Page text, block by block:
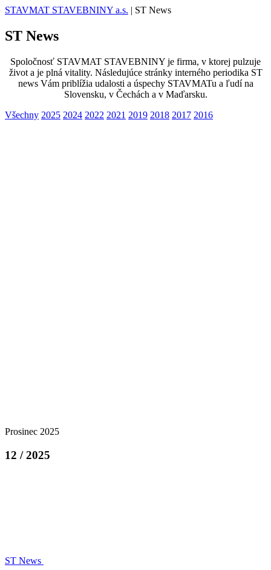
STAVMAT STAVEBNINY a.s. | ST News
ST News
Spoločnosť STAVMAT STAVEBNINY je firma, v ktorej pulzuje
život a je plná vitality. Následujúce stránky interného periodika ST
news Vám priblížia udalosti a úspechy STAVMATu a ľudí na
Slovensku, v Čechách a v Maďarsku.
Všechny 2025 2024 2022 2021 2019 2018 2017 2016
Prosinec 2025
12 / 2025
ST News